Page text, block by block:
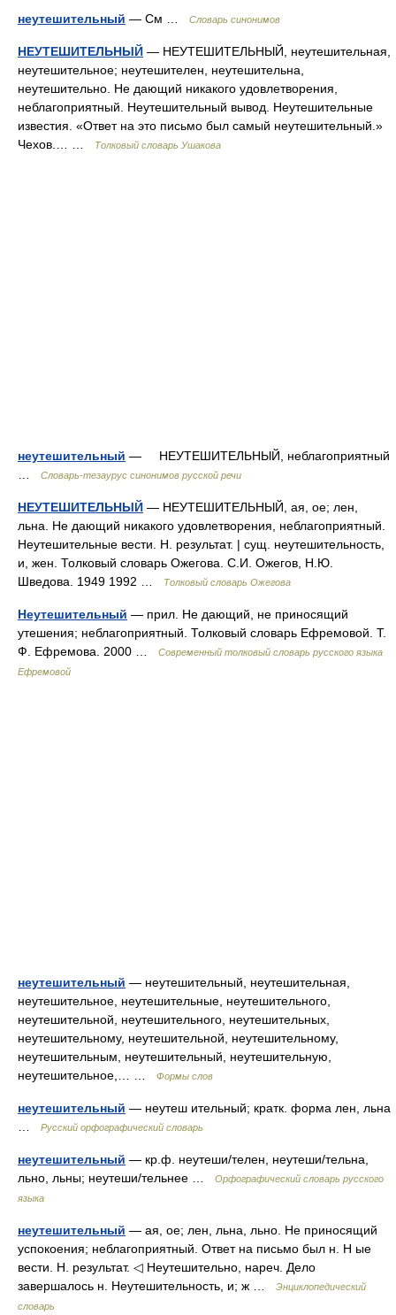
неутешительный — См … Словарь синонимов
НЕУТЕШИТЕЛЬНЫЙ — НЕУТЕШИТЕЛЬНЫЙ, неутешительная,
неутешительное; неутешителен, неутешительна,
неутешительно. Не дающий никакого удовлетворения,
неблагоприятный. Неутешительный вывод. Неутешительные
известия. «Ответ на это письмо был самый неутешительный.»
Чехов.… …
Толковый словарь Ушакова
неутешительный — НЕУТЕШИТЕЛЬНЫЙ, неблагоприятный
Словарь-тезаурус синонимов русской речи
НЕУТЕШИТЕЛЬНЫЙ — НЕУТЕШИТЕЛЬНЫЙ, ая, ое; лен,
льна. Не дающий никакого удовлетворения, неблагоприятный.
Неутешительные вести. Н. результат. | сущ. неутешительность,
и, жен. Толковый словарь Ожегова. С.И. Ожегов, Н.Ю.
Шведова. 1949 1992 …
Толковый словарь Ожегова
Неутешительный — прил. Не дающий, не приносящий
утешения; неблагоприятный. Толковый словарь Ефремовой. Т.
Ф. Ефремова. 2000 …
Современный толковый словарь русского языка
Ефремовой
неутешительный — неутешительный, неутешительная,
неутешительное, неутешительные, неутешительного,
неутешительной, неутешительного, неутешительных,
неутешительному, неутешительной, неутешительному,
неутешительным, неутешительный, неутешительную,
неутешительное,… …
Формы слов
неутешительный — неутеш ительный; кратк. форма лен, льна
Русский орфографический словарь
неутешительный — кр.ф. неутеши/телен, неутеши/тельна,
льно, льны; неутеши/тельнее …
Орфографический словарь русского
языка
неутешительный — ая, ое; лен, льна, льно. Не приносящий
успокоения; неблагоприятный. Ответ на письмо был н. Н ые
вести. Н. результат. ◁ Неутешительно, нареч. Дело
завершалось н. Неутешительность, и; ж …
Энциклопедический
словарь